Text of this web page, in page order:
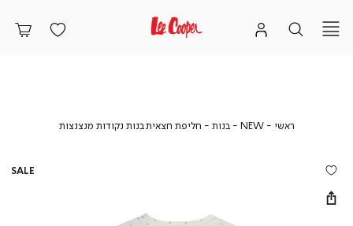
ראשי ראשי
NEW
NEW
בנות בנותחליפת חצאית בנות נקודות מנצנצותחליפת
מנצנצותSALE